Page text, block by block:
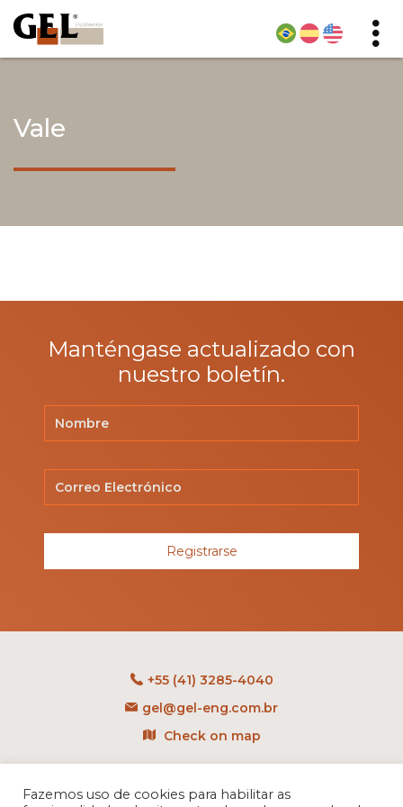
Vale
Manténgase actualizado con
nuestro boletín.
Registrarse
+55 (41) 3285-4040
gel@gel-eng.com.br
Check on map
CEP: 81290-060 - CIC
Fazemos uso de cookies para habilitar as